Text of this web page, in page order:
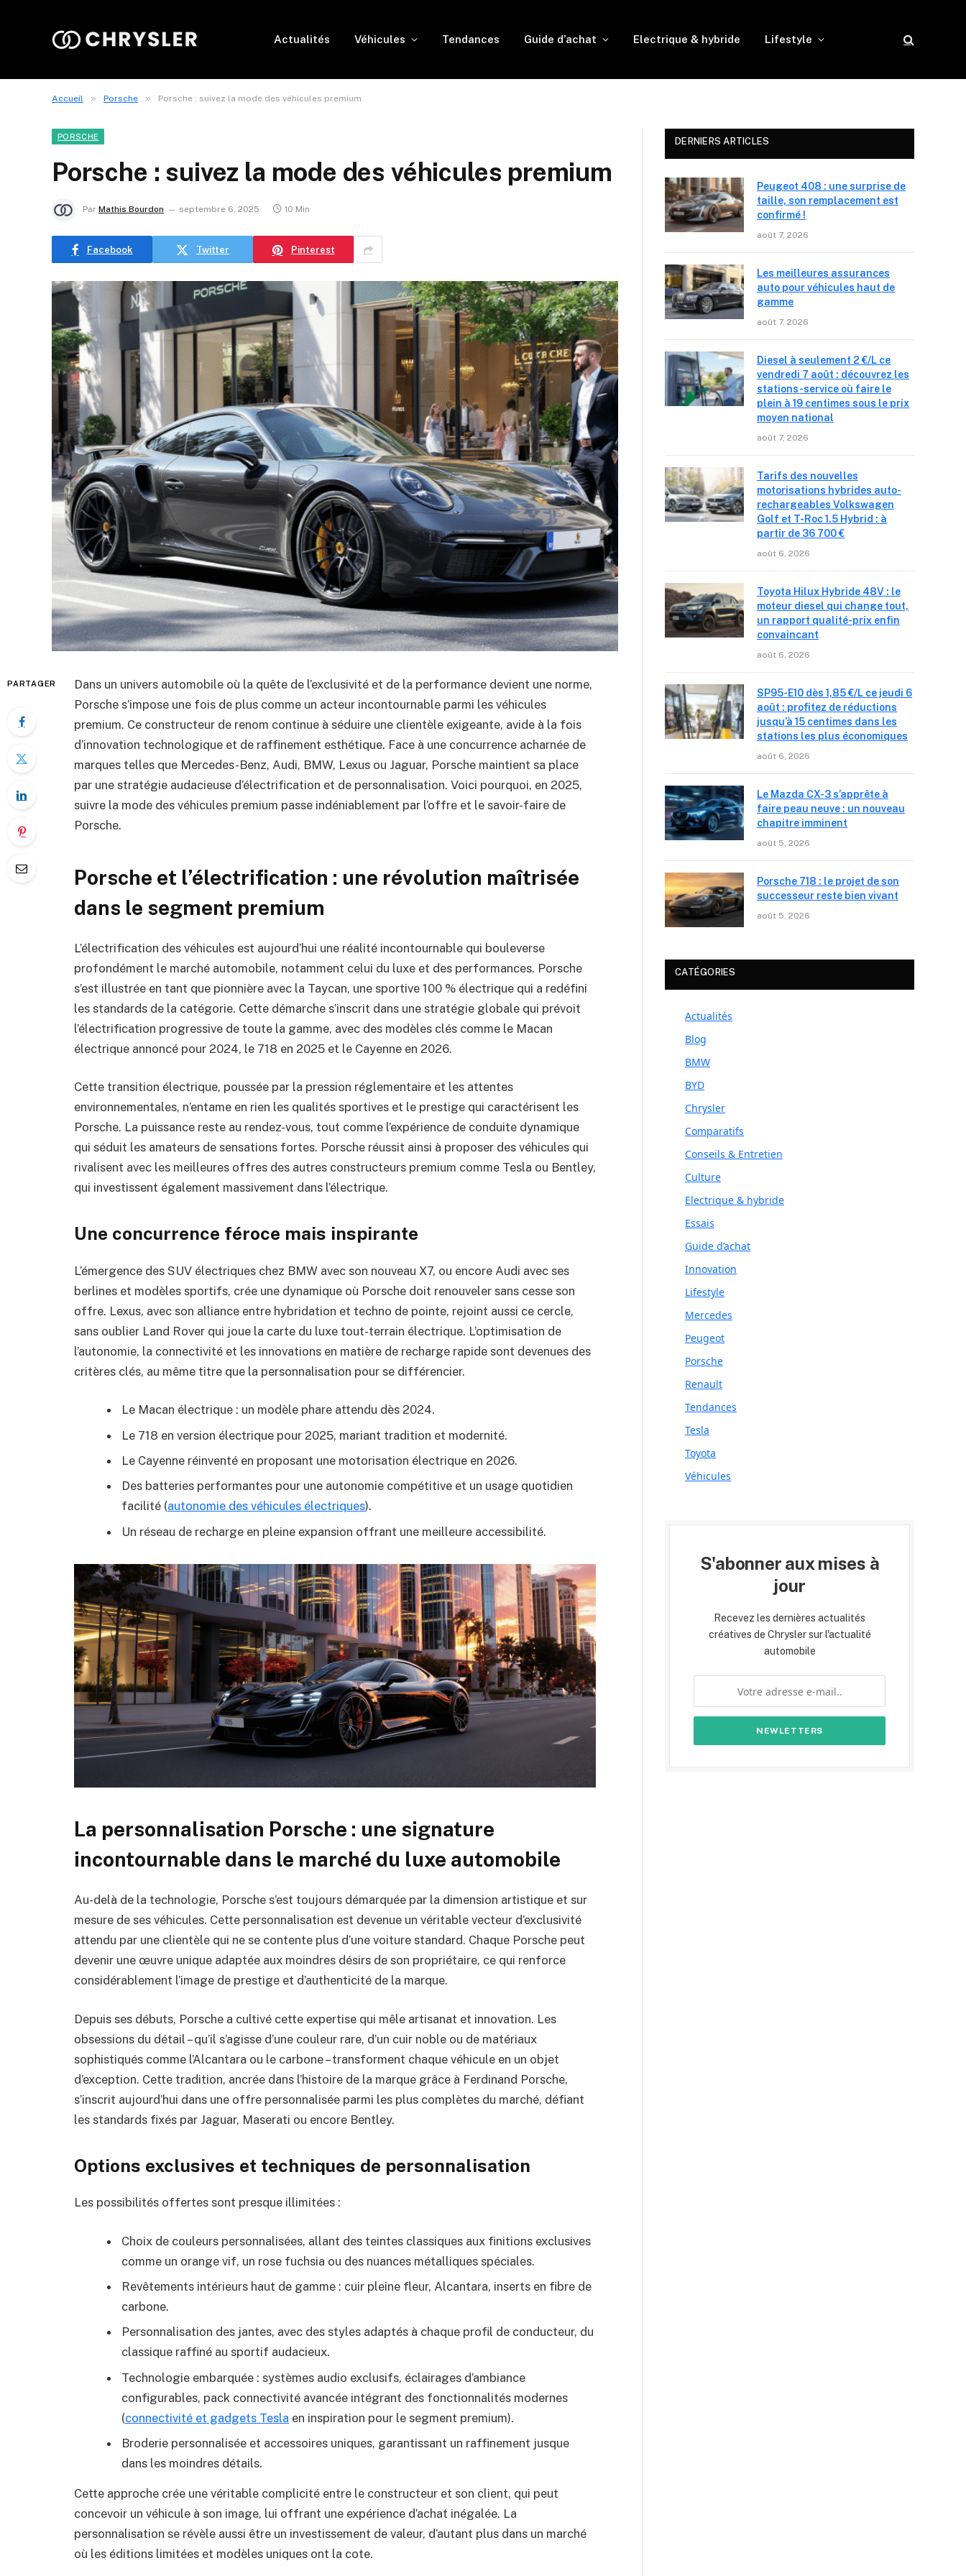
Actualités Véhicules Tendances Guide d’achat Electrique & hybride Lifestyle
Accueil » Porsche » Porsche : suivez la mode des véhicules premium
PORSCHE
Porsche : suivez la mode des véhicules premium
Par Mathis Bourdon septembre 6, 2025 10 Min
Facebook Twitter Pinterest
PARTAGER
Dans un univers automobile où la quête de l’exclusivité et de la performance devient une norme,
Porsche s’impose une fois de plus comme un acteur incontournable parmi les véhicules
premium. Ce constructeur de renom continue à séduire une clientèle exigeante, avide à la fois
d’innovation technologique et de raffinement esthétique. Face à une concurrence acharnée de
marques telles que Mercedes-Benz, Audi, BMW, Lexus ou Jaguar, Porsche maintient sa place
par une stratégie audacieuse d’électrification et de personnalisation. Voici pourquoi, en 2025,
suivre la mode des véhicules premium passe indéniablement par l’offre et le savoir-faire de
Porsche.
Porsche et l’électrification : une révolution maîtrisée
dans le segment premium
L’électrification des véhicules est aujourd’hui une réalité incontournable qui bouleverse
profondément le marché automobile, notamment celui du luxe et des performances. Porsche
s’est illustrée en tant que pionnière avec la Taycan, une sportive 100 % électrique qui a redéfini
les standards de la catégorie. Cette démarche s’inscrit dans une stratégie globale qui prévoit
l’électrification progressive de toute la gamme, avec des modèles clés comme le Macan
électrique annoncé pour 2024, le 718 en 2025 et le Cayenne en 2026.
Cette transition électrique, poussée par la pression réglementaire et les attentes
environnementales, n’entame en rien les qualités sportives et le prestige qui caractérisent les
Porsche. La puissance reste au rendez-vous, tout comme l’expérience de conduite dynamique
qui séduit les amateurs de sensations fortes. Porsche réussit ainsi à proposer des véhicules qui
rivalisent avec les meilleures offres des autres constructeurs premium comme Tesla ou Bentley,
qui investissent également massivement dans l’électrique.
Une concurrence féroce mais inspirante
L’émergence des SUV électriques chez BMW avec son nouveau X7, ou encore Audi avec ses
berlines et modèles sportifs, crée une dynamique où Porsche doit renouveler sans cesse son
offre. Lexus, avec son alliance entre hybridation et techno de pointe, rejoint aussi ce cercle,
sans oublier Land Rover qui joue la carte du luxe tout-terrain électrique. L’optimisation de
l’autonomie, la connectivité et les innovations en matière de recharge rapide sont devenues des
critères clés, au même titre que la personnalisation pour se différencier.
Le Macan électrique : un modèle phare attendu dès 2024.
Le 718 en version électrique pour 2025, mariant tradition et modernité.
Le Cayenne réinventé en proposant une motorisation électrique en 2026.
Des batteries performantes pour une autonomie compétitive et un usage quotidien
facilité (autonomie des véhicules électriques).
Un réseau de recharge en pleine expansion offrant une meilleure accessibilité.
La personnalisation Porsche : une signature
incontournable dans le marché du luxe automobile
Au-delà de la technologie, Porsche s’est toujours démarquée par la dimension artistique et sur
mesure de ses véhicules. Cette personnalisation est devenue un véritable vecteur d’exclusivité
attendu par une clientèle qui ne se contente plus d’une voiture standard. Chaque Porsche peut
devenir une œuvre unique adaptée aux moindres désirs de son propriétaire, ce qui renforce
considérablement l’image de prestige et d’authenticité de la marque.
Depuis ses débuts, Porsche a cultivé cette expertise qui mêle artisanat et innovation. Les
obsessions du détail – qu’il s’agisse d’une couleur rare, d’un cuir noble ou de matériaux
sophistiqués comme l’Alcantara ou le carbone – transforment chaque véhicule en un objet
d’exception. Cette tradition, ancrée dans l’histoire de la marque grâce à Ferdinand Porsche,
s’inscrit aujourd’hui dans une offre personnalisée parmi les plus complètes du marché, défiant
les standards fixés par Jaguar, Maserati ou encore Bentley.
Options exclusives et techniques de personnalisation
Les possibilités offertes sont presque illimitées :
Choix de couleurs personnalisées, allant des teintes classiques aux finitions exclusives
comme un orange vif, un rose fuchsia ou des nuances métalliques spéciales.
Revêtements intérieurs haut de gamme : cuir pleine fleur, Alcantara, inserts en fibre de
carbone.
Personnalisation des jantes, avec des styles adaptés à chaque profil de conducteur, du
classique raffiné au sportif audacieux.
Technologie embarquée : systèmes audio exclusifs, éclairages d’ambiance
configurables, pack connectivité avancée intégrant des fonctionnalités modernes
(connectivité et gadgets Tesla en inspiration pour le segment premium).
Broderie personnalisée et accessoires uniques, garantissant un raffinement jusque
dans les moindres détails.
Cette approche crée une véritable complicité entre le constructeur et son client, qui peut
concevoir un véhicule à son image, lui offrant une expérience d’achat inégalée. La
personnalisation se révèle aussi être un investissement de valeur, d’autant plus dans un marché
où les éditions limitées et modèles uniques ont la cote.
DERNIERS ARTICLES
Peugeot 408 : une surprise de
taille, son remplacement est
confirmé !
août 7, 2026
Les meilleures assurances
auto pour véhicules haut de
gamme
août 7, 2026
Diesel à seulement 2 €/L ce
vendredi 7 août : découvrez les
stations-service où faire le
plein à 19 centimes sous le prix
moyen national
août 7, 2026
Tarifs des nouvelles
motorisations hybrides auto-
rechargeables Volkswagen
Golf et T-Roc 1.5 Hybrid : à
partir de 36 700 €
août 6, 2026
Toyota Hilux Hybride 48V : le
moteur diesel qui change tout,
un rapport qualité-prix enfin
convaincant
août 6, 2026
SP95-E10 dès 1,85 €/L ce jeudi 6
août : profitez de réductions
jusqu’à 15 centimes dans les
stations les plus économiques
août 6, 2026
Le Mazda CX-3 s’apprête à
faire peau neuve : un nouveau
chapitre imminent
août 5, 2026
Porsche 718 : le projet de son
successeur reste bien vivant
août 5, 2026
CATÉGORIES
Actualités
Blog
BMW
BYD
Chrysler
Comparatifs
Conseils & Entretien
Culture
Electrique & hybride
Essais
Guide d’achat
Innovation
Lifestyle
Mercedes
Peugeot
Porsche
Renault
Tendances
Tesla
Toyota
Véhicules
S'abonner aux mises à
jour
Recevez les dernières actualités
créatives de Chrysler sur l'actualité
automobile